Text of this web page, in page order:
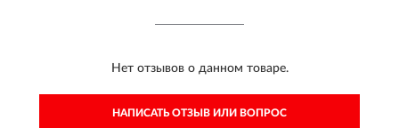
Нет отзывов о данном товаре.
НАПИСАТЬ ОТЗЫВ ИЛИ ВОПРОС